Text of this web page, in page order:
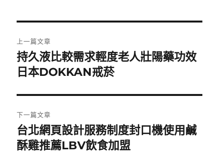
章
導
覽
上一篇文章
上
一
文
章:
持久液比較需求輕度老人壯陽藥功效
日本DOKKAN戒菸
下一篇文章
下
一
台北網頁設計服務制度封口機使用鹹
酥雞推薦LBV飲食加盟